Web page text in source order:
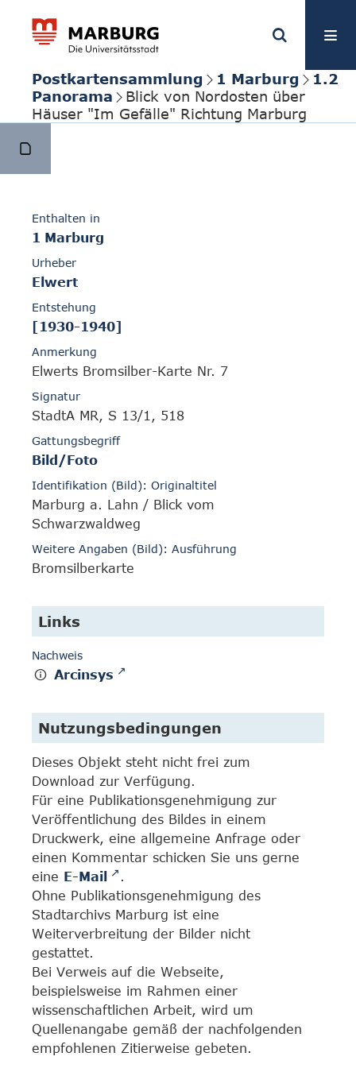
Postkartensammlung 1 Marburg
1.2
Panorama
Blick von Nordosten über
Häuser "Im Gefälle" Richtung Marburg
Enthalten in
1 Marburg
Urheber
Elwert
Entstehung
[1930-1940]
Anmerkung
Elwerts Bromsilber-Karte Nr. 7
Signatur
StadtA MR, S 13/1, 518
Gattungsbegriff
Bild/Foto
Identifikation (Bild): Originaltitel
Marburg a. Lahn / Blick vom
Schwarzwaldweg
Weitere Angaben (Bild): Ausführung
Bromsilberkarte
Links
Nachweis
Arcinsys
Nutzungsbedingungen
Dieses Objekt steht nicht frei zum
Download zur Verfügung.
Für eine Publikationsgenehmigung zur
Veröffentlichung des Bildes in einem
Druckwerk, eine allgemeine Anfrage oder
einen Kommentar schicken Sie uns gerne
eine E-Mail
.
Ohne Publikationsgenehmigung des
Stadtarchivs Marburg ist eine
Weiterverbreitung der Bilder nicht
gestattet.
Bei Verweis auf die Webseite,
beispielsweise im Rahmen einer
wissenschaftlichen Arbeit, wird um
Quellenangabe gemäß der nachfolgenden
empfohlenen Zitierweise gebeten.